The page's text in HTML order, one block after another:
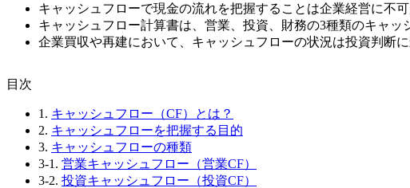
キャッシュフローで現金の流れを把握することは企業経営に不可
キャッシュフロー計算書は、営業、投資、財務の3種類のキャ
企業買収や再建において、キャッシュフローの状況は投資判断に
⽬次
1. キャッシュフロー（CF）とは？
2. キャッシュフローを把握する目的
3. キャッシュフローの種類
3-1. 営業キャッシュフロー（営業CF）
3-2. 投資キャッシュフロー（投資CF）